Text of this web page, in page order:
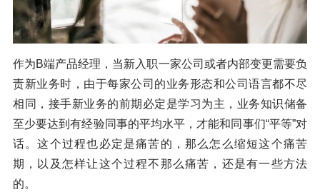
作为B端产品经理，当新入职一家公司或者内部变更需要负
责新业务时，由于每家公司的业务形态和公司语言都不尽
相同，接手新业务的前期必定是学习为主，业务知识储备
至少要达到有经验同事的平均水平，才能和同事们“平等”对
话。这个过程也必定是痛苦的，那么怎么缩短这个痛苦
期，以及怎样让这个过程不那么痛苦，还是有一些方法
的。